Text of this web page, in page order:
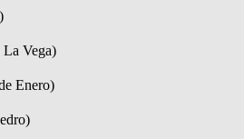
Vega)
Enero)